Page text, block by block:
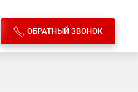
ОБРАТНЫЙ ЗВОНОК